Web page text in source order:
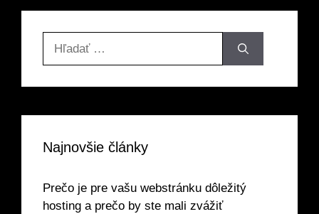
Najnovšie články
Prečo je pre vašu webstránku dôležitý
hosting a prečo by ste mali zvážiť